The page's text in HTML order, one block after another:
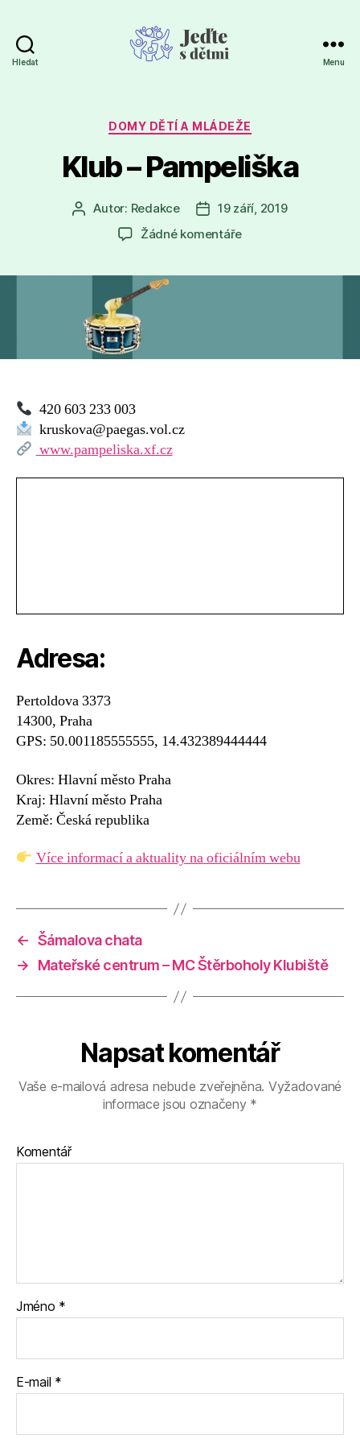
Hledat Menu
Rubriky
DOMY DĚTÍ A MLÁDEŽE
Klub – Pampeliška
Autor
příspěvku
Autor: Redakce
Datum
příspěvku
19 září, 2019
Žádné komentářeu
420 603 233 003
kruskova@paegas.vol.cz
www.pampeliska.xf.cz
Adresa:
Pertoldova 3373
14300, Praha
GPS: 50.001185555555, 14.432389444444
Okres: Hlavní město Praha
Kraj: Hlavní město Praha
Země: Česká republika
Více informací a aktuality na oficiálním webu
← Šámalova chata
→
Mateřské centrum – MC Štěrboholy Klubiště
Napsat komentář
Vaše e-mailová adresa nebude zveřejněna. Vyžadované
informace jsou označeny *
Komentář
Jméno *
E-mail *